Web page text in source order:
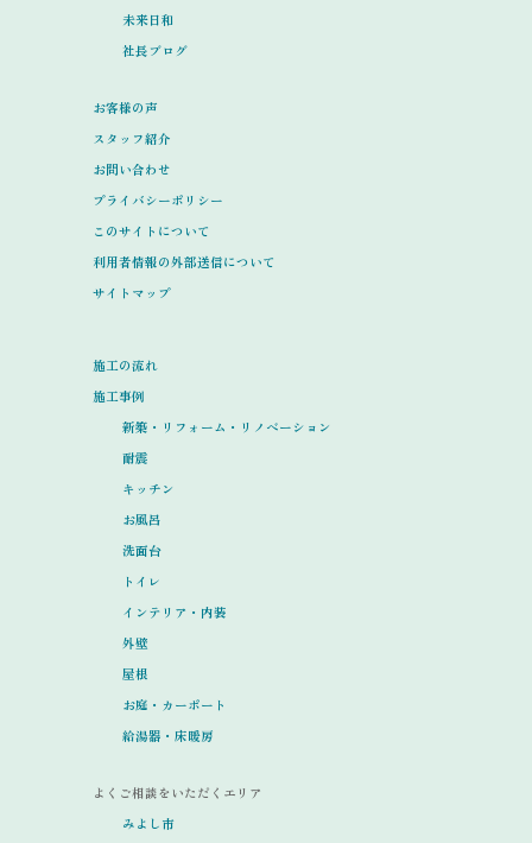
未来日和
社長ブログ
お客様の声
スタッフ紹介
お問い合わせ
プライバシーポリシー
このサイトについて
利用者情報の外部送信について
サイトマップ
施工の流れ
施工事例
新築・リフォーム・リノベーション
耐震
キッチン
お風呂
洗面台
トイレ
インテリア・内装
外壁
屋根
お庭・カーポート
給湯器・床暖房
よくご相談をいただくエリア
みよし市